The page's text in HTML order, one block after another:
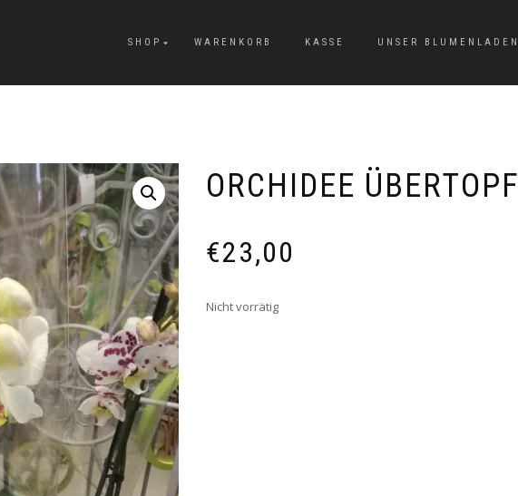
SHOP WARENKORB KASSE UNSER BLUMENLADEN
ORCHIDEE ÜBERTOPF
€23,00
Nicht vorrätig